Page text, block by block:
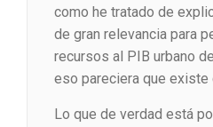
como he tratado de
de gran relevancia para
recursos al PIB urbano
eso pareciera que existe
Lo que de verdad está